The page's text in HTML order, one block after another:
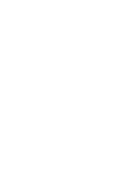
ataque do Irão leva